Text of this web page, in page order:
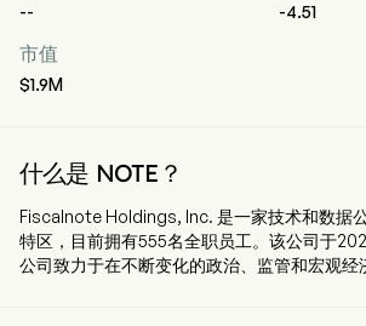
-- -4.51
市值
$1.9M
什么是 NOTE？
Fiscalnote Holdings, Inc. 是一家技术和数据
特区，目前拥有555名全职员工。该公司于
公司致力于在不断变化的政治、监管和宏观经